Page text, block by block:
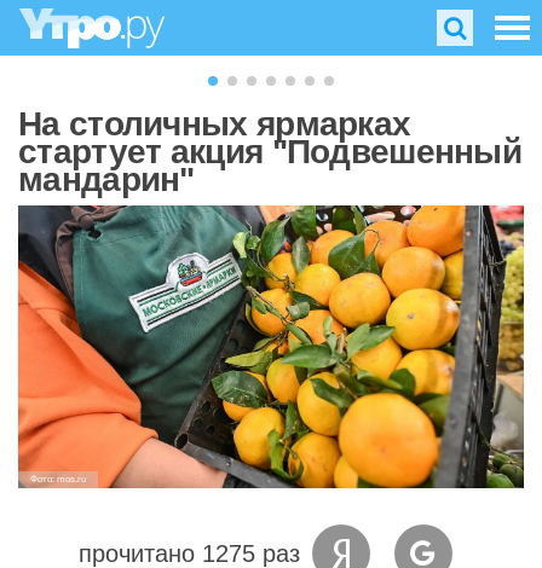
На столичных ярмарках
стартует акция "Подвешенный
мандарин"
Фото: mos.ru
прочитано 1275 раз